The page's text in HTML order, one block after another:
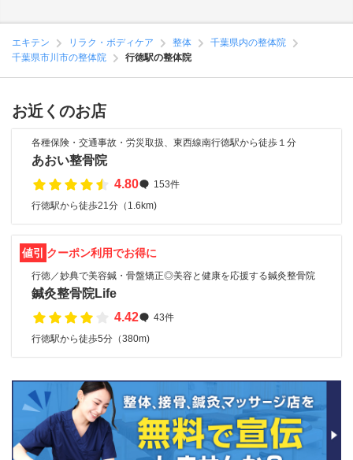
エキテン リラク・ボディケア 整体
千葉県内の整体院
千葉県市川市の整体院
行徳駅の整体院
お近くのお店
各種保険・交通事故・労災取扱、東西線南行徳駅から徒歩１分
あおい整骨院
4.80
153件
行徳駅から徒歩21分（1.6km)
値引 クーポン利用でお得に
行徳／妙典で美容鍼・骨盤矯正◎美容と健康を応援する鍼灸整骨院
鍼灸整骨院Life
4.42
43件
行徳駅から徒歩5分（380m)